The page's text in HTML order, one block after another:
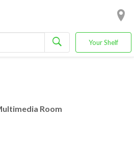
Your Shelf
Room